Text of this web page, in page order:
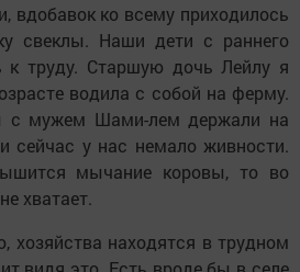
вдобавок ко всему приходилось
свеклы. Наши дети с раннего
к труду. Старшую дочь Лейлу я
водила с собой на ферму.
мужем Шами-лем держали на
сейчас у нас немало живности.
мычание коровы, то во
хватает.
хозяйства находятся в трудном